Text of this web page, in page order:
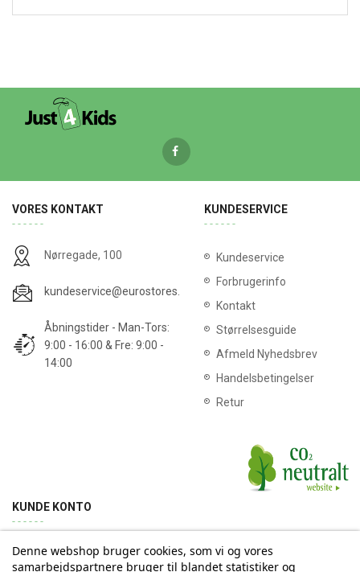
VORES KONTAKT
Nørregade, 100
kundeservice@eurostores.dk
Åbningstider - Man-Tors:
9:00 - 16:00 & Fre: 9:00 -
14:00
KUNDESERVICE
Kundeservice
Forbrugerinfo
Kontakt
Størrelsesguide
Afmeld Nyhedsbrev
Handelsbetingelser
Retur
KUNDE KONTO
Min konto Ordrehistorik Returnering Adresse
Denne webshop bruger cookies, som vi og vores
samarbejdspartnere bruger til blandet statistiker og